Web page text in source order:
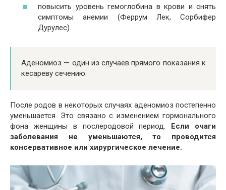
повысить уровень гемоглобина в крови и снять
симптомы анемии (Феррум Лек, Сорбифер
Дурулес).
Аденомиоз — один из случаев прямого показания к
кесареву сечению.
После родов в некоторых случаях аденомиоз постепенно
уменьшается. Это связано с изменением гормонального
фона женщины в послеродовой период. Если очаги
заболевания не уменьшаются, то проводится
консервативное или хирургическое лечение.